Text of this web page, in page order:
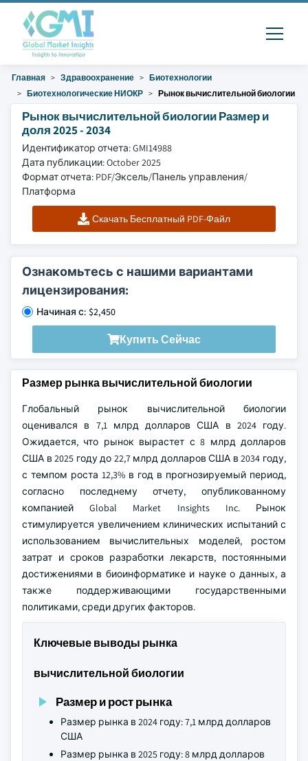
Главная Здравоохранение
Биотехнологии
Биотехнологические НИОКР
Рынок вычислительной биологии
Рынок вычислительной биологии Размер и
доля 2025 - 2034
Идентификатор отчета: GMI14988
Дата публикации: October 2025
Формат отчета: PDF/Эксель/Панель управления/
Платформа
Скачать Бесплатный PDF-Файл
Ознакомьтесь с нашими вариантами
лицензирования:
Начиная с: $2,450
Купить Сейчас
Размер рынка вычислительной биологии
Глобальный рынок вычислительной биологии
оценивался в 7,1 млрд долларов США в 2024 году.
Ожидается, что рынок вырастет с 8 млрд долларов
США в 2025 году до 22,7 млрд долларов США в 2034 году,
с темпом роста 12,3% в год в прогнозируемый период,
согласно последнему отчету, опубликованному
компанией Global Market Insights Inc. Рынок
стимулируется увеличением клинических испытаний с
использованием вычислительных моделей, ростом
затрат и сроков разработки лекарств, постоянными
достижениями в биоинформатике и науке о данных, а
также поддерживающими государственными
политиками, среди других факторов.
Ключевые выводы рынка
вычислительной биологии
Размер и рост рынка
Размер рынка в 2024 году: 7,1 млрд долларов
США
Размер рынка в 2025 году: 8 млрд долларов